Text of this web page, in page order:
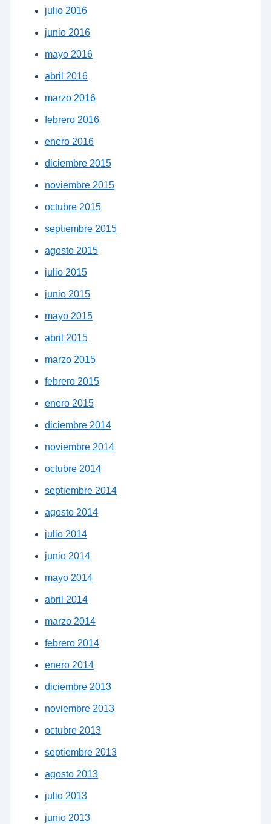
julio 2016
junio 2016
mayo 2016
abril 2016
marzo 2016
febrero 2016
enero 2016
diciembre 2015
noviembre 2015
octubre 2015
septiembre 2015
agosto 2015
julio 2015
junio 2015
mayo 2015
abril 2015
marzo 2015
febrero 2015
enero 2015
diciembre 2014
noviembre 2014
octubre 2014
septiembre 2014
agosto 2014
julio 2014
junio 2014
mayo 2014
abril 2014
marzo 2014
febrero 2014
enero 2014
diciembre 2013
noviembre 2013
octubre 2013
septiembre 2013
agosto 2013
julio 2013
junio 2013